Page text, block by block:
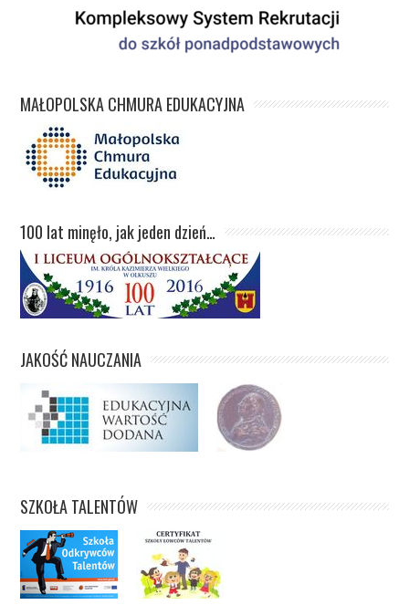
MAŁOPOLSKA CHMURA EDUKACYJNA
100 lat minęło, jak jeden dzień…
JAKOŚĆ NAUCZANIA
SZKOŁA TALENTÓW